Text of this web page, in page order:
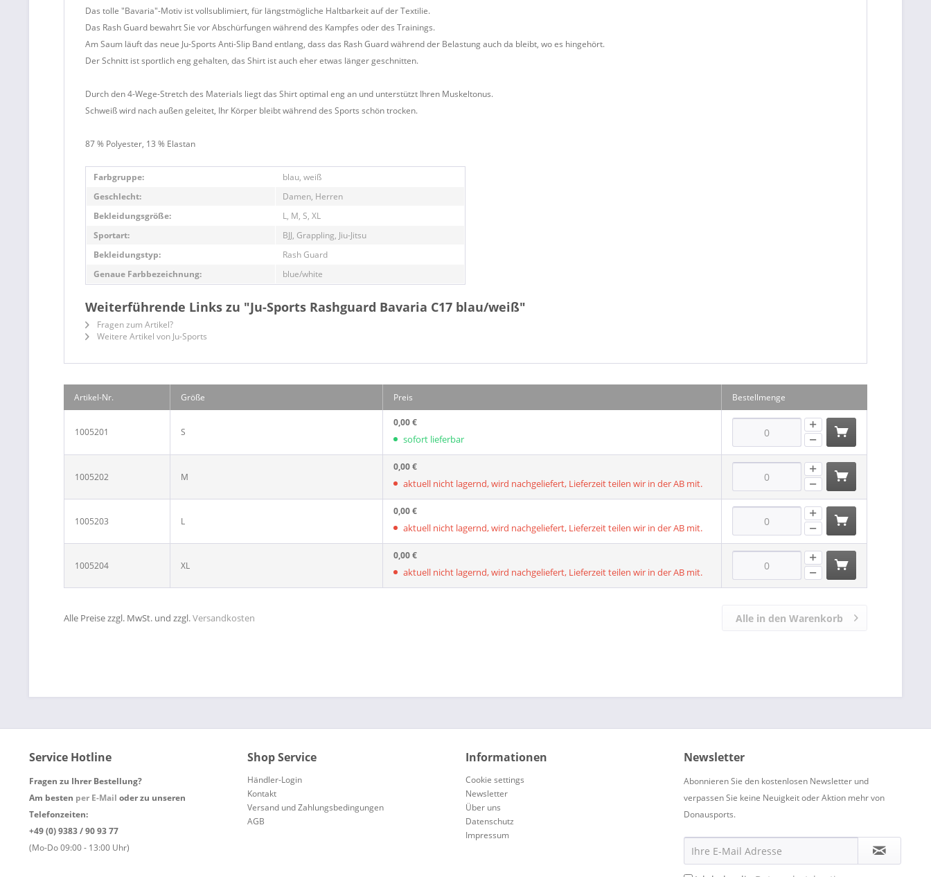
Das tolle "Bavaria"-Motiv ist vollsublimiert, für längstmögliche Haltbarkeit auf der Textilie.
Das Rash Guard bewahrt Sie vor Abschürfungen während des Kampfes oder des Trainings.
Am Saum läuft das neue Ju-Sports Anti-Slip Band entlang, dass das Rash Guard während der Belastung auch da bleibt, wo es hingehört.
Der Schnitt ist sportlich eng gehalten, das Shirt ist auch eher etwas länger geschnitten.
Durch den 4-Wege-Stretch des Materials liegt das Shirt optimal eng an und unterstützt Ihren Muskeltonus.
Schweiß wird nach außen geleitet, Ihr Körper bleibt während des Sports schön trocken.
87 % Polyester, 13 % Elastan
Farbgruppe:
blau, weiß
Geschlecht:
Damen, Herren
Bekleidungsgröße:
L, M, S, XL
Sportart:
BJJ, Grappling, Jiu-Jitsu
Bekleidungstyp:
Rash Guard
Genaue Farbbezeichnung:
blue/white
Weiterführende Links zu "Ju-Sports Rashguard Bavaria C17 blau/weiß"
Fragen zum Artikel?
Weitere Artikel von Ju-Sports
Artikel-Nr. Größe Preis Bestellmenge
1005201 S
0,00 €
sofort lieferbar
1005202 M
0,00 €
aktuell nicht lagernd, wird nachgeliefert, Lieferzeit teilen wir in der AB mit.
1005203 L
0,00 €
aktuell nicht lagernd, wird nachgeliefert, Lieferzeit teilen wir in der AB mit.
1005204 XL
0,00 €
aktuell nicht lagernd, wird nachgeliefert, Lieferzeit teilen wir in der AB mit.
Alle Preise zzgl. MwSt. und zzgl.Versandkosten Alle in den Warenkorb
Service Hotline
Fragen zu Ihrer Bestellung?
Am besten per E-Mail oder zu unseren
Telefonzeiten:
+49 (0) 9383 / 90 93 77
(Mo-Do 09:00 - 13:00 Uhr)
Shop Service
Händler-Login
Kontakt
Versand und Zahlungsbedingungen
AGB
Informationen
Cookie settings
Newsletter
Über uns
Datenschutz
Impressum
Newsletter
Abonnieren Sie den kostenlosen Newsletter und
verpassen Sie keine Neuigkeit oder Aktion mehr von
Donausports.